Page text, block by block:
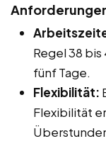
Regel 38
fünf Tage.
Flexibilität:
Flexibilität